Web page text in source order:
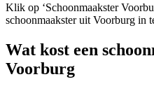
Klik op ‘Schoonmaakster
schoonmaakster uit Voorburg in
Wat kost een
Voorburg